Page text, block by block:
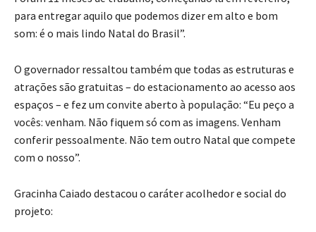
para entregar aquilo que podemos dizer em alto e bom
som: é o mais lindo Natal do Brasil”.
O governador ressaltou também que todas as estruturas e
atrações são gratuitas – do estacionamento ao acesso aos
espaços – e fez um convite aberto à população: “Eu peço a
vocês: venham. Não fiquem só com as imagens. Venham
conferir pessoalmente. Não tem outro Natal que compete
com o nosso”.
Gracinha Caiado destacou o caráter acolhedor e social do
projeto: